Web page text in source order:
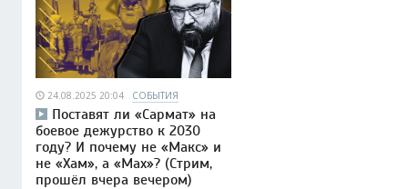
24.08.2025 20:04 СОБЫТИЯ
Поставят ли «Сармат» на
боевое дежурство к 2030
году? И почему не «Макс» и
не «Хам», а «Мах»? (Стрим,
прошёл вчера вечером)